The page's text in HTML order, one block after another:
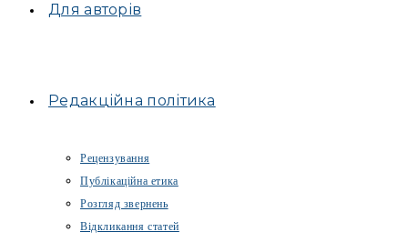
Для авторів
Редакційна політика
Рецензування
Публікаційна етика
Розгляд звернень
Відкликання статей